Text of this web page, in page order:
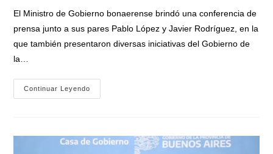
El Ministro de Gobierno bonaerense brindó una conferencia de
prensa junto a sus pares Pablo López y Javier Rodríguez, en la
que también presentaron diversas iniciativas del Gobierno de
la…
Continuar Leyendo
«Al
Gusta
La